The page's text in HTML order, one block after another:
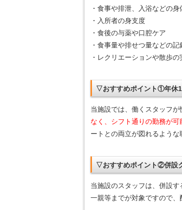
・食事や排泄、入浴などの身
・入所者の身支度
・食後の与薬や口腔ケア
・食事量や排せつ量などの記
・レクリエーションや散歩
▽おすすめポイント①年休
当施設では、働くスタッフ
なく、シフト通りの勤務が可
ートとの両立が図れるような
▽おすすめポイント②併設
当施設のスタッフは、併設
一親等までが対象ですので